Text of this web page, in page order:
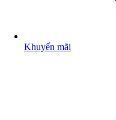
Khuyến mãi